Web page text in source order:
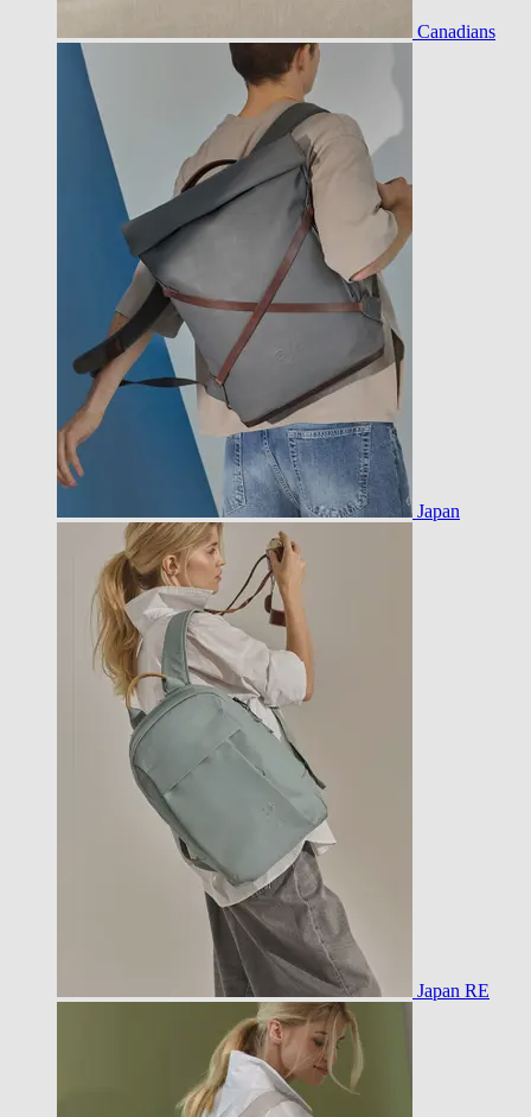
Canadians
Japan
Japan RE